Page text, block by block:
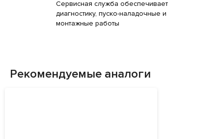
Сервисная служба обеспечивает
диагностику, пуско-наладочные и
монтажные работы
Рекомендуемые аналоги